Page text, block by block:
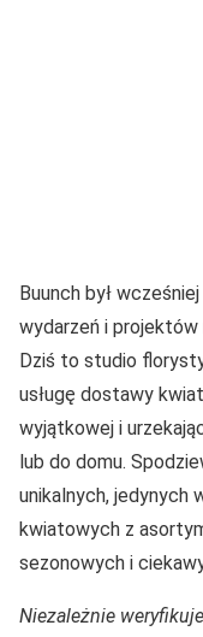
Buunch był
wydarzeń i projektów
Dziś to studio
usługę dostawy
wyjątkowej i
lub do domu.
unikalnych, jedynych
kwiatowych z
sezonowych i
Niezależnie